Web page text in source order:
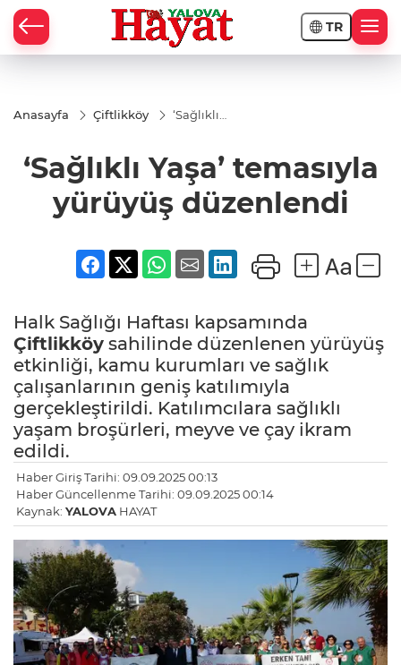
TR
Anasayfa Çiftlikköy
‘Sağlıklı
yürüyüş
düzenlendi
‘Sağlıklı Yaşa’ temasıyla
yürüyüş düzenlendi
Halk Sağlığı Haftası kapsamında
Çiftlikköy sahilinde düzenlenen yürüyüş
etkinliği, kamu kurumları ve sağlık
çalışanlarının geniş katılımıyla
gerçekleştirildi. Katılımcılara sağlıklı
yaşam broşürleri, meyve ve çay ikram
edildi.
Haber Giriş Tarihi: 09.09.2025 00:13
Haber Güncellenme Tarihi: 09.09.2025 00:14
Kaynak: YALOVA HAYAT